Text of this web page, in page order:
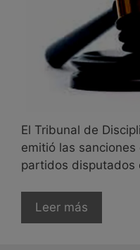
El Tribunal de
emitió las
partidos disputados
Leer más